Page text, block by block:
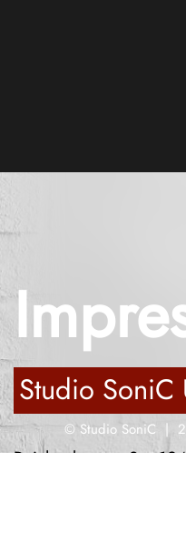
Studio SoniC
Reichenberger Str. 124
© Studio SoniC |